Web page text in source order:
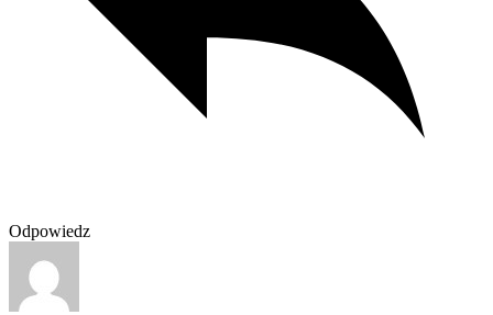
Odpowiedz